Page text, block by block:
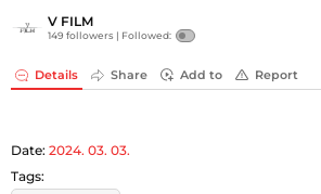
V FILM
149 followers | Followed:
Details Share Add to Report
Date: 2024. 03. 03.
Tags: